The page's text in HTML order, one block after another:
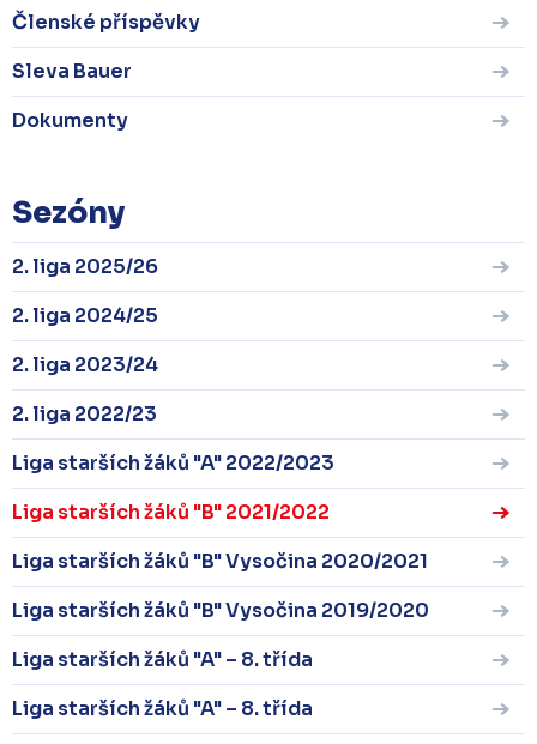
Členské příspěvky
Sleva Bauer
Dokumenty
Sezóny
2. liga 2025/26
2. liga 2024/25
2. liga 2023/24
2. liga 2022/23
Liga starších žáků "A" 2022/2023
Liga starších žáků "B" 2021/2022
Liga starších žáků "B" Vysočina 2020/2021
Liga starších žáků "B" Vysočina 2019/2020
Liga starších žáků "A" – 8. třída
Liga starších žáků "A" – 8. třída